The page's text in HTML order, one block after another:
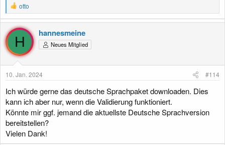
R
e
a
k
i
o
n
n
otto
H
hannesmeine
Neues Mitglied
10. Jan. 2024 #114
Ich würde gerne das deutsche Sprachpaket downloaden. Dies
kann ich aber nur, wenn die Validierung funktioniert.
Könnte mir ggf. jemand die aktuellste Deutsche Sprachversion
bereitstellen?
Vielen Dank!